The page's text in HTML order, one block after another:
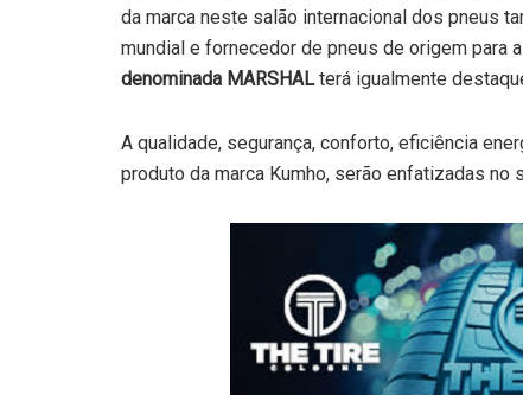
da marca neste salão internacional dos pneus
mundial e fornecedor de pneus de origem para
denominada MARSHALterá igualmente
A qualidade, segurança, conforto, eficiência
produto da marca Kumho, serão enfatizadas no